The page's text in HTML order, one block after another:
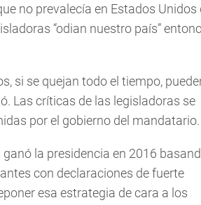
no prevalecía en Estados Unidos
“odian nuestro país”
si se quejan todo el tiempo,
Las críticas de las legisladoras se
por el gobierno del mandatario.
la presidencia en 2016
con declaraciones de fuerte
esa estrategia de cara a los